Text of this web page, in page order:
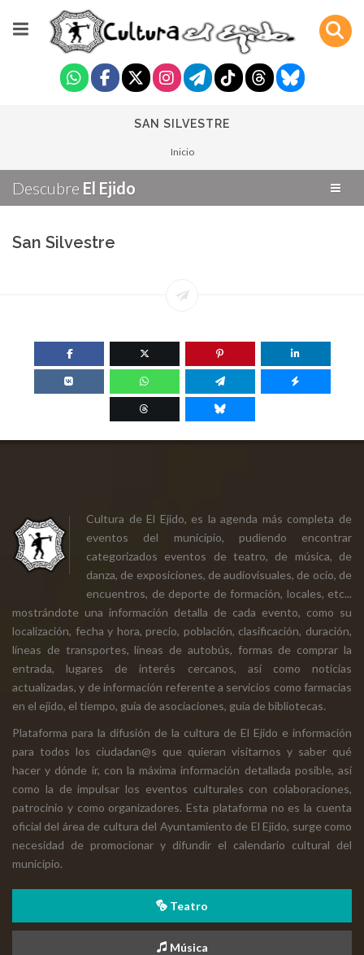
SAN SILVESTRE
Inicio
Descubre El Ejido
San Silvestre
Cultura de El Ejido, es la agenda más completa de
eventos del municipio, pudiendo encontrar
categorizados eventos de teatro, de música, de
danza, de exposiciones, de audiovisuales, de ocio, de
encuentros, de deporte de formación, locales, etc...
mostrándote una información detalla de cada evento, como su
localización, fecha y hora, precio, población, clasificación, duración,
líneas de transportes, líneas de autobús, formas de comprar la
entrada, lugares de interés cercanos, así como noticias
actualizadas, y de información referente a servicios como farmacias
en el ejido, el tiempo, guía de asociaciones, guía de bibliotecas.
Plataforma para la difusión de la cultura de El Ejido e información
para todos los ciudadan@s que quieran visitarnos y saber qué
hacer y dónde ir, con la máxima información detallada posible, así
como la de impulsar los eventos culturales con colaboraciones,
patrocinio y como organizadores. Esta plataforma no es la cuenta
oficial del área de cultura del Ayuntamiento de El Ejido, surge como
necesidad de promocionar y difundir el calendario cultural del
municipio.
Teatro
Música